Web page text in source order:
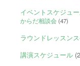
イベントスケジュ
からだ相談会(47)
ラウンドレッスン
講演スケジュール